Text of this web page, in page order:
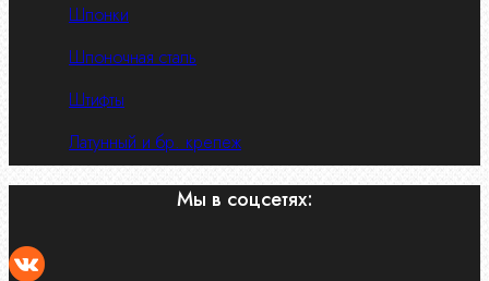
Шпонки
Шпоночная сталь
Штифты
Латунный и бр. крепеж
Мы в соцсетях: